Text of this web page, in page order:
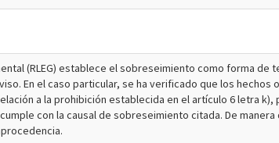
(RLEG) establece el sobreseimiento como forma
En el caso particular, se ha verificado que los
a la prohibición establecida en el artículo 6 letra
con la causal de sobreseimiento citada. De